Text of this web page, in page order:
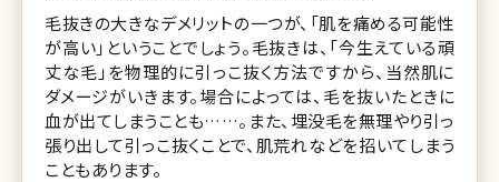
毛抜きの大きなデメリットの一つが、「肌を痛める可能性
が高い」ということでしょう。毛抜きは、「今生えている頑
丈な毛」を物理的に引っこ抜く方法ですから、当然肌に
ダメージがいきます。場合によっては、毛を抜いたときに
血が出てしまうことも……。また、埋没毛を無理やり引っ
張り出して引っこ抜くことで、肌荒れなどを招いてしまう
こともあります。